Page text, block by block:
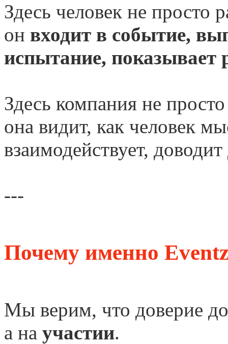
Здесь человек не просто
он входит в событие,
испытание, показывает
Здесь компания не
она видит, как человек
взаимодействует, доводит
---
Почему именно
Мы верим, что доверие
а на участии.